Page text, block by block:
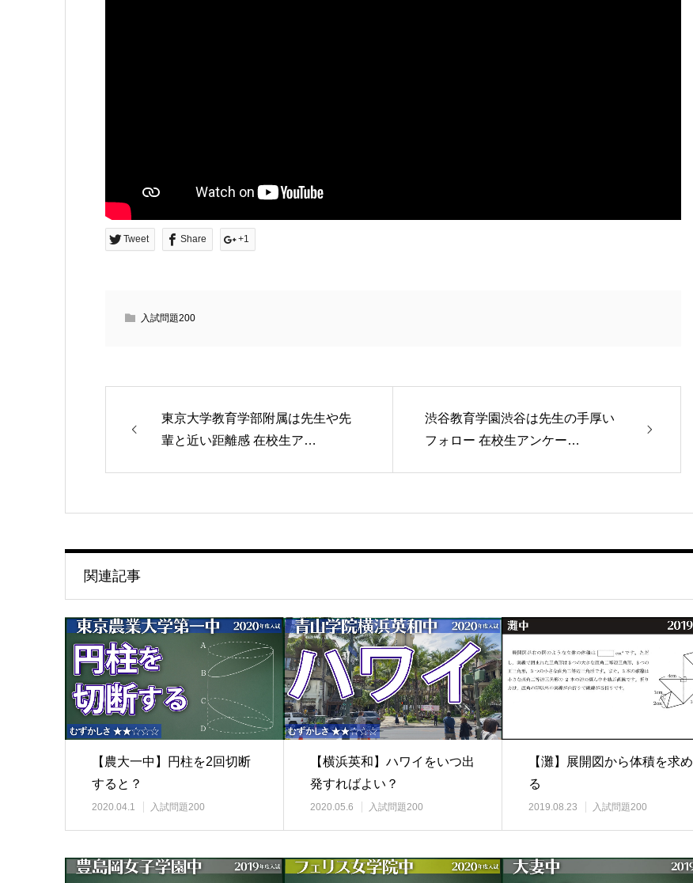
Tweet Share +1
入試問題200
東京大学教育学部附属は先生や先
輩と近い距離感 在校生ア…
渋谷教育学園渋谷は先生の手厚い
フォロー 在校生アンケー…
関連記事
【農大一中】円柱を2回切断
すると？
2020.04.1 入試問題200
【横浜英和】ハワイをいつ出
発すればよい？
2020.05.6 入試問題200
【灘】展開図から体積を求め
る
2019.08.23 入試問題200